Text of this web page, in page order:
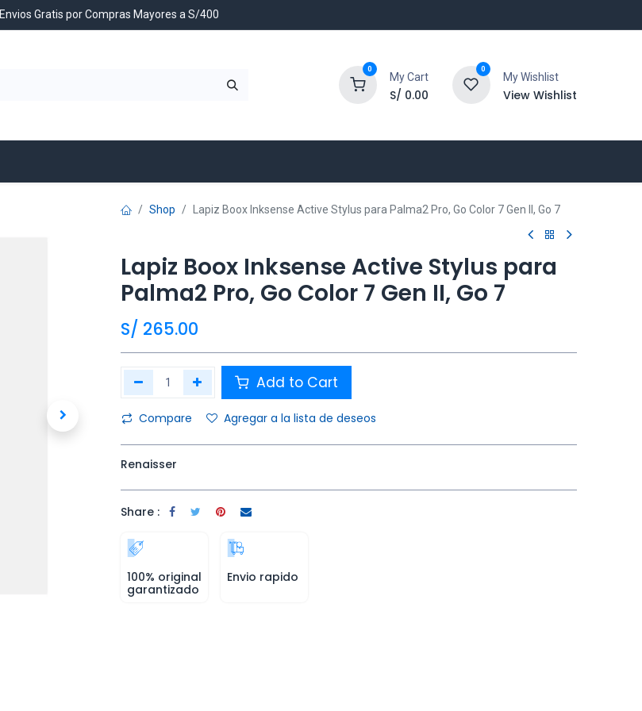
Envios Gratis por Compras Mayores a S/400
0
My Cart
S/ 0.00
0
My Wishlist
View Wishlist
Shop Lapiz Boox Inksense Active Stylus para Palma2 Pro, Go Color 7 Gen II, Go 7
Lapiz Boox Inksense Active Stylus para
Palma2 Pro, Go Color 7 Gen II, Go 7
S/ 265.00
Add to Cart
Compare Agregar a la lista de deseos
Renaisser
Share :
100% original
garantizado
Envio rapido